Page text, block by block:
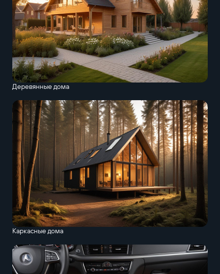
Деревянные дома
Каркасные дома